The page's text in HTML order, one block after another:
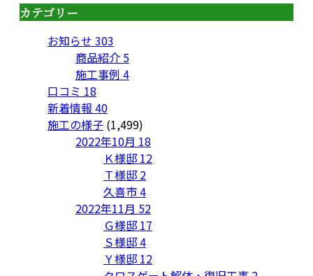
カテゴリー
お知らせ 303
商品紹介 5
施工事例 4
口コミ 18
新着情報 40
施工の様子 (1,499)
2022年10月 18
Ｋ様邸 12
Ｔ様邸 2
久喜市4
2022年11月 52
Ｇ様邸 17
Ｓ様邸4
Ｙ様邸 12